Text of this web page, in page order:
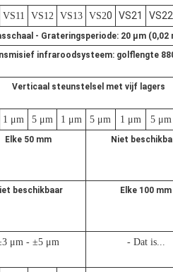
VS11 VS12 VS13 VS20 VS21 VS22
- Grateringsperiode: 20 μm (0,02
infraroodsysteem: golflengte
Verticaal steunstelsel met vijf lagers
1 μm 5 μm 1 μm 5 μm 1 μm 5 μm
Elke 50 mm Niet
beschikbaar Elke 100 mm
μm - ±5 μm - Dat is...